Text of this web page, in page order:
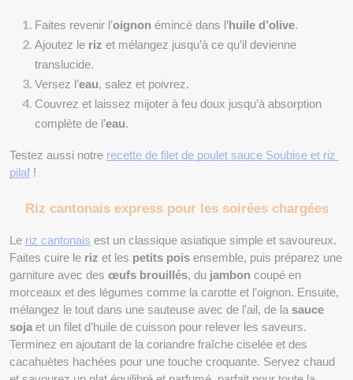
Faites revenir l’oignon émincé dans l’huile d’olive.
Ajoutez le riz et mélangez jusqu’à ce qu’il devienne
translucide.
Versez l’eau, salez et poivrez.
Couvrez et laissez mijoter à feu doux jusqu’à absorption
complète de l’eau.
Testez aussi notre recette de filet de poulet sauce Soubise et riz
pilaf !
Riz cantonais express pour les soirées chargées
Le riz cantonais est un classique asiatique simple et savoureux.
Faites cuire le riz et les petits pois ensemble, puis préparez une
garniture avec des œufs brouillés, du jambon coupé en
morceaux et des légumes comme la carotte et l’oignon. Ensuite,
mélangez le tout dans une sauteuse avec de l’ail, de la sauce
soja et un filet d’huile de cuisson pour relever les saveurs.
Terminez en ajoutant de la coriandre fraîche ciselée et des
cacahuètes hachées pour une touche croquante. Servez chaud